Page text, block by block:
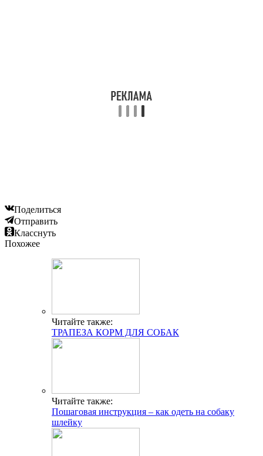
Поделиться
Отправить
Класснуть
Похожее
Читайте также:
ТРАПЕЗА КОРМ ДЛЯ СОБАК
Читайте также:
Пошаговая инструкция – как одеть на собаку
шлейку